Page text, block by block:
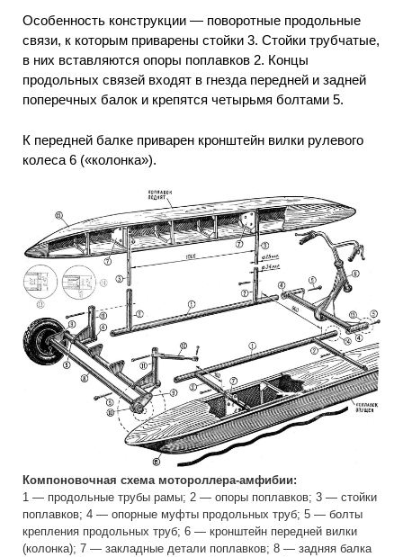
Особенность конструкции — поворотные продольные
связи, к которым приварены стойки 3. Стойки трубчатые,
в них вставляются опоры поплавков 2. Концы
продольных связей входят в гнезда передней и задней
поперечных балок и крепятся четырьмя болтами 5.
К передней балке приварен кронштейн вилки рулевого
колеса 6 («колонка»).
Компоновочная схема мотороллера-амфибии:
1 — продольные трубы рамы; 2 — опоры поплавков; 3 — стойки
поплавков; 4 — опорные муфты продольных труб; 5 — болты
крепления продольных труб; 6 — кронштейн передней вилки
(колонка); 7 — закладные детали поплавков; 8 — задняя балка